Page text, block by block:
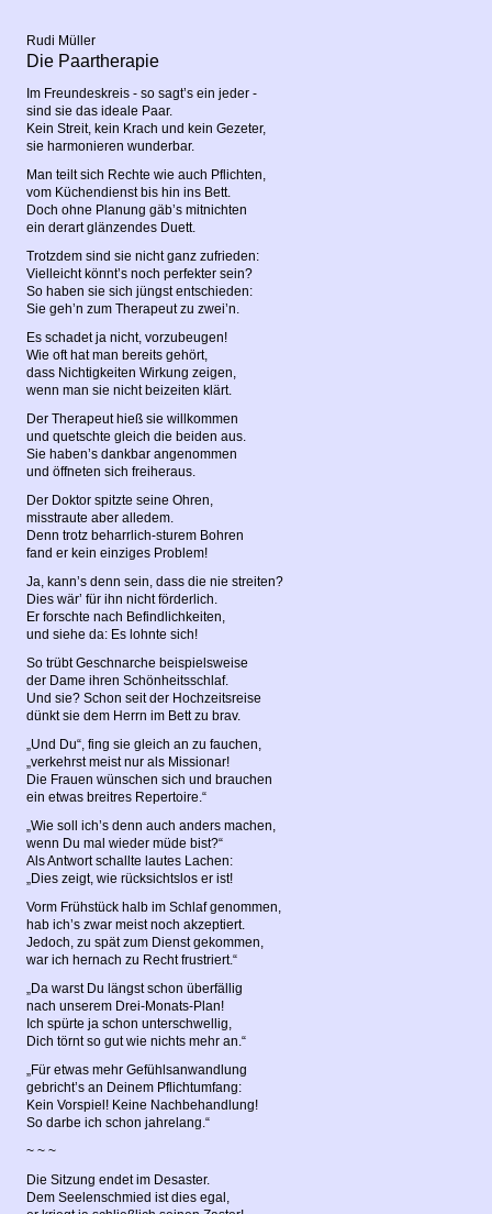
Rudi Müller
Die Paartherapie
Im Freundeskreis - so sagt’s ein jeder -
sind sie das ideale Paar.
Kein Streit, kein Krach und kein Gezeter,
sie harmonieren wunderbar.
Man teilt sich Rechte wie auch Pflichten,
vom Küchendienst bis hin ins Bett.
Doch ohne Planung gäb’s mitnichten
ein derart glänzendes Duett.
Trotzdem sind sie nicht ganz zufrieden:
Vielleicht könnt’s noch perfekter sein?
So haben sie sich jüngst entschieden:
Sie geh’n zum Therapeut zu zwei’n.
Es schadet ja nicht, vorzubeugen!
Wie oft hat man bereits gehört,
dass Nichtigkeiten Wirkung zeigen,
wenn man sie nicht beizeiten klärt.
Der Therapeut hieß sie willkommen
und quetschte gleich die beiden aus.
Sie haben’s dankbar angenommen
und öffneten sich freiheraus.
Der Doktor spitzte seine Ohren,
misstraute aber alledem.
Denn trotz beharrlich-sturem Bohren
fand er kein einziges Problem!
Ja, kann’s denn sein, dass die nie streiten?
Dies wär’ für ihn nicht förderlich.
Er forschte nach Befindlichkeiten,
und siehe da: Es lohnte sich!
So trübt Geschnarche beispielsweise
der Dame ihren Schönheitsschlaf.
Und sie? Schon seit der Hochzeitsreise
dünkt sie dem Herrn im Bett zu brav.
„Und Du“, fing sie gleich an zu fauchen,
„verkehrst meist nur als Missionar!
Die Frauen wünschen sich und brauchen
ein etwas breitres Repertoire.“
„Wie soll ich’s denn auch anders machen,
wenn Du mal wieder müde bist?“
Als Antwort schallte lautes Lachen:
„Dies zeigt, wie rücksichtslos er ist!
Vorm Frühstück halb im Schlaf genommen,
hab ich’s zwar meist noch akzeptiert.
Jedoch, zu spät zum Dienst gekommen,
war ich hernach zu Recht frustriert.“
„Da warst Du längst schon überfällig
nach unserem Drei-Monats-Plan!
Ich spürte ja schon unterschwellig,
Dich törnt so gut wie nichts mehr an.“
„Für etwas mehr Gefühlsanwandlung
gebricht’s an Deinem Pflichtumfang:
Kein Vorspiel! Keine Nachbehandlung!
So darbe ich schon jahrelang.“
~ ~ ~
Die Sitzung endet im Desaster.
Dem Seelenschmied ist dies egal,